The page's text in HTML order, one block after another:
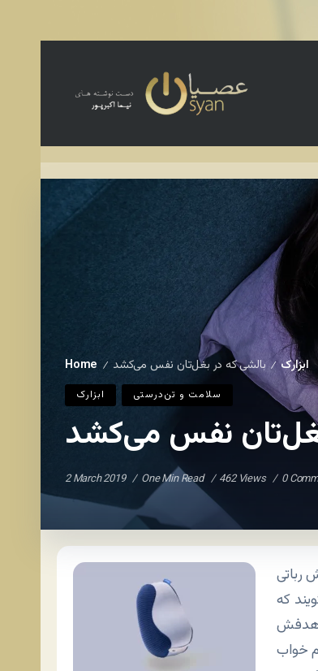
Home / ابزارک / بالشی که در بغل‌تان نفس می‌کشد
ابزارک سلامت و تن‌درستی
نفس می‌کشد
2 March 2019 One Min Read 462 Views 0
که
هدفش
خواب